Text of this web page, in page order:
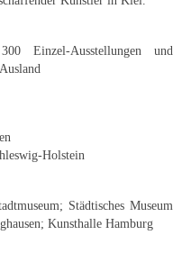
Einzel-Ausstellungen und
Holstein
Städtisches Museum
Kunsthalle Hamburg